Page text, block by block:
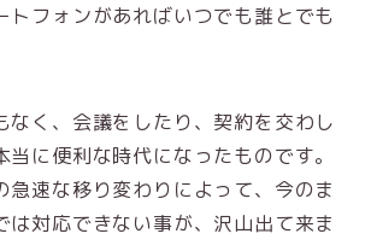
トフォンがあればいつでも誰とでも
なく、会議をしたり、契約を交わし
に便利な時代になったものです。
急速な移り変わりによって、今のま
は対応できない事が、沢山出て来ま